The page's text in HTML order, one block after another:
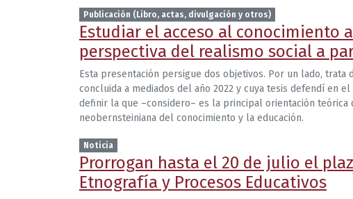
Publicación (Libro, actas, divulgación y otros)
Estudiar el acceso al conocimiento
perspectiva del realismo social a
Esta presentación persigue dos objetivos. Por un lado,
concluida a mediados del año 2022 y cuya tesis defendí en
definir la que –considero– es la principal orientación
neobernsteiniana del conocimiento y la educación.
Noticia
Prorrogan hasta el 20 de julio el
Etnografía y Procesos Educativos